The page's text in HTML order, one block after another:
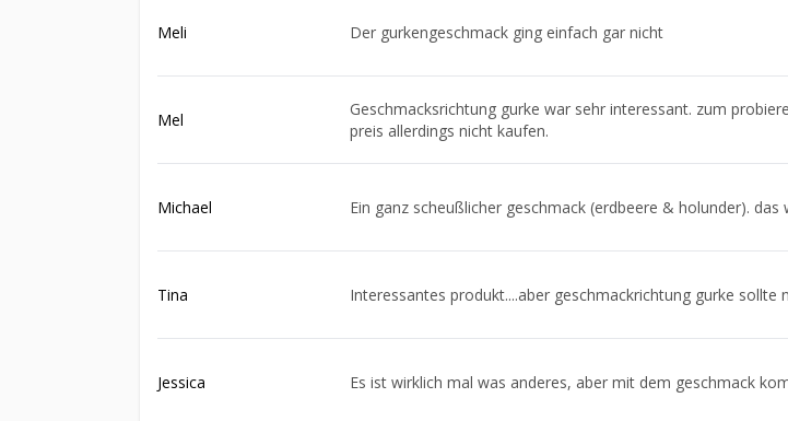
Meli Der gurkengeschmack ging einfach gar nicht
Mel
Geschmacksrichtung gurke war sehr interessant. zum
preis allerdings nicht kaufen.
Michael Ein ganz scheußlicher geschmack (erdbeere & holunder). das
Tina Interessantes produkt....aber geschmackrichtung gurke sollte
Jessica Es ist wirklich mal was anderes, aber mit dem geschmack